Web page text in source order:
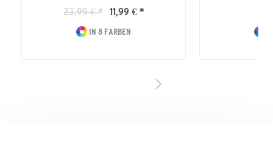
23,99 € * 11,99 € *
IN 8 FARBEN